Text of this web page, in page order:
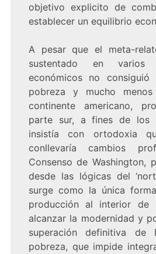
objetivo explicito de
establecer un equilibrio
A pesar que el meta-
sustentado en varios
económicos no
pobreza y mucho
continente americano,
parte sur, a fines de los
insistía con ortodoxia
conllevaría cambios
Consenso de Washington,
desde las lógicas del
surge como la única
producción al interior de
alcanzar la modernidad y
superación definitiva de
pobreza, que impide